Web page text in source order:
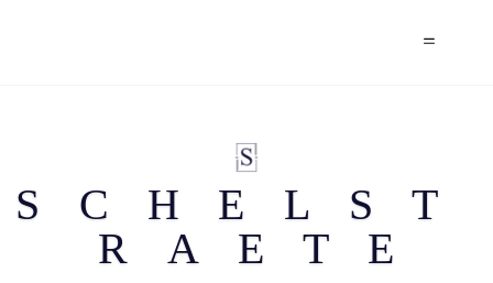
S C H E L S
T
R
A E T E